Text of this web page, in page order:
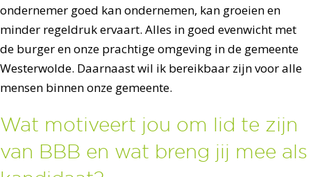
ondernemer goed kan ondernemen, kan groeien en
minder regeldruk ervaart. Alles in goed evenwicht met
de burger en onze prachtige omgeving in de gemeente
Westerwolde. Daarnaast wil ik bereikbaar zijn voor alle
mensen binnen onze gemeente.
Wat motiveert jou om lid te zijn
van BBB en wat breng jij mee als